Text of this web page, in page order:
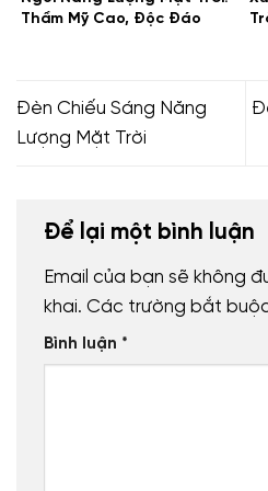
lượng mặt trời giá sỉ đèn
Thẩm Mỹ Cao, Độc Đáo
Đèn Chiếu Sáng Năng
Lượng Mặt Trời
Để lại một bình luận
Email của bạn sẽ không
khai. Các trường bắt
Bình luận *